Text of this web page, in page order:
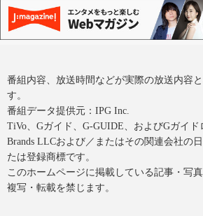
番組内容、放送時間などが実際の放送内容
す。
番組データ提供元：IPG Inc.
TiVo、Gガイド、G-GUIDE、およびGガイ
Brands LLCおよび／またはその関連会社の
たは登録商標です。
このホームページに掲載している記事・写
複写・転載を禁じます。